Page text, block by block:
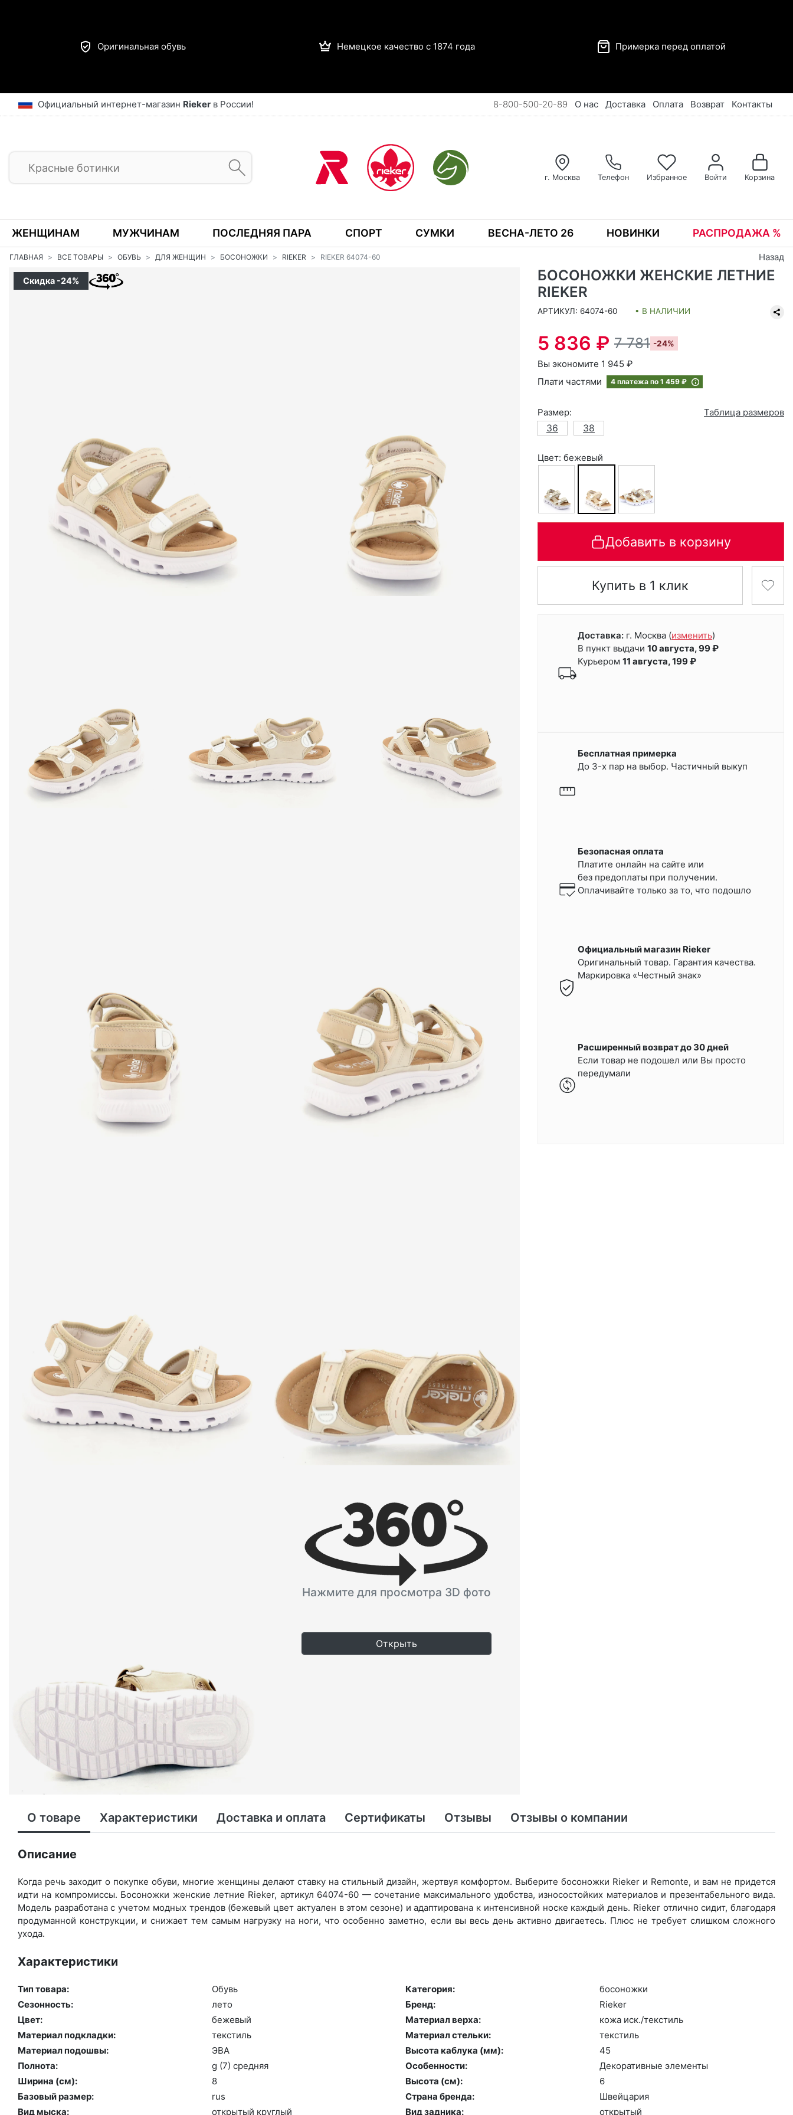
Оригинальная обувь Немецкое качество с 1874 года Примерка перед оплатой
Официальный интернет-магазин Rieker в России! 8-800-500-20-89 О нас Доставка Оплата Возврат Контакты
г. Москва Телефон Избранное Войти Корзина
ЖЕНЩИНАМ МУЖЧИНАМ ПОСЛЕДНЯЯ ПАРА СПОРТ СУМКИ ВЕСНА-ЛЕТО 26 НОВИНКИ РАСПРОДАЖА %
ГЛАВНАЯ ВСЕ ТОВАРЫ ОБУВЬ ДЛЯ ЖЕНЩИН БОСОНОЖКИ RIEKER RIEKER 64074-60 Назад
Скидка -24%
Нажмите для просмотра 3D фото
Открыть
БОСОНОЖКИ ЖЕНСКИЕ ЛЕТНИЕ
RIEKER
АРТИКУЛ: 64074-60 • В НАЛИЧИИ
5 836 ₽ 7 781 -24%
Вы экономите 1 945 ₽
Плати частями
4 платежа по 1 459 ₽
Размер:
Таблица размеров
36
38
Цвет: бежевый
Добавить в корзину
Купить в 1 клик
Доставка: г. Москва (изменить)
В пункт выдачи 10 августа, 99 ₽
Курьером 11 августа, 199 ₽
Бесплатная примерка
До 3-х пар на выбор. Частичный выкуп
Безопасная оплата
Платите онлайн на сайте или
без предоплаты при получении.
Оплачивайте только за то, что подошло
Официальный магазин Rieker
Оригинальный товар. Гарантия качества.
Маркировка «Честный знак»
Расширенный возврат до 30 дней
Если товар не подошел или Вы просто
передумали
О товаре Характеристики Доставка и оплата Сертификаты Отзывы Отзывы о компании
Описание
Когда речь заходит о покупке обуви, многие женщины делают ставку на стильный дизайн, жертвуя комфортом. Выберите бо­сонож­ки Rieker и Remonte, и вам не придется
идти на компромиссы. Босоножки женские летние Rieker, артикул 64074-60 — сочетание максимального удобства, износостойких материалов и презентабельного вида.
Модель разработана с учетом модных трендов (бе­жевый цвет актуален в этом сезоне) и адаптирована к интенсивной носке каждый день. Ri­eker отлично сидит, благодаря
продуманной конструкции, и снижает тем самым нагрузку на ноги, что особенно заметно, если вы весь день активно двигаетесь. Плюс не требует слишком сложного
ухода.
Характеристики
Тип товара: Обувь Категория:
бо­сонож­ки
Сезонность:
ле­то Бренд:
Ri­eker
Цвет:
бе­жевый Материал верха:
ко­жа иск./текс­тиль
Материал подкладки:
текс­тиль Материал стельки:
текс­тиль
Материал подошвы:
ЭВА Высота каблука (мм):
45
Полнота:
g (7) сред­няя Особенности:
Де­кора­тив­ные эле­мен­ты
Ширина (см):
8 Высота (cм):
6
Базовый размер:
rus Страна бренда:
Швей­ца­рия
Вид мыска:
отк­ры­тый круг­лый Вид задника: отк­ры­тый